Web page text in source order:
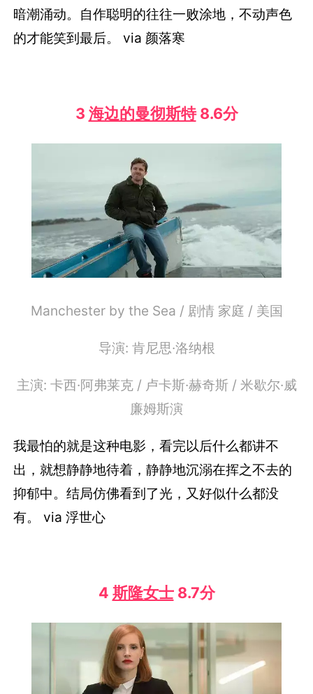
暗潮涌动。自作聪明的往往一败涂地，不动声色
的才能笑到最后。 via 颜落寒
3 海边的曼彻斯特8.6分
Manchester by the Sea / 剧情 家庭 / 美国
导演: 肯尼思·洛纳根
主演: 卡西·阿弗莱克 / 卢卡斯·赫奇斯 / 米歇尔·威
廉姆斯演
我最怕的就是这种电影，看完以后什么都讲不
出，就想静静地待着，静静地沉溺在挥之不去的
抑郁中。结局仿佛看到了光，又好似什么都没
有。 via 浮世心
4 斯隆女士8.7分